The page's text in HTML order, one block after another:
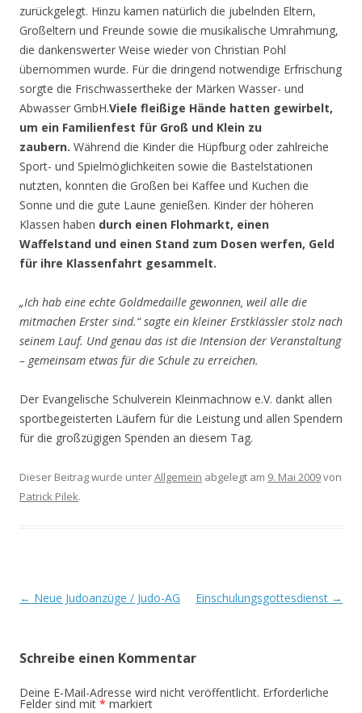
zurückgelegt. Hinzu kamen natürlich die jubelnden Eltern,
Großeltern und Freunde sowie die musikalische Umrahmung,
die dankenswerter Weise wieder von Christian Pohl
übernommen wurde. Für die dringend notwendige Erfrischung
sorgte die Frischwassertheke der Märken Wasser- und
Abwasser GmbH.Viele fleißige Hände hatten gewirbelt,
um ein Familienfest für Groß und Klein zu
zaubern. Während die Kinder die Hüpfburg oder zahlreiche
Sport- und Spielmöglichkeiten sowie die Bastelstationen
nutzten, konnten die Großen bei Kaffee und Kuchen die
Sonne und die gute Laune genießen. Kinder der höheren
Klassen haben durch einen Flohmarkt, einen
Waffelstand und einen Stand zum Dosen werfen, Geld
für ihre Klassenfahrt gesammelt.
„Ich hab eine echte Goldmedaille gewonnen, weil alle die
mitmachen Erster sind.“ sagte ein kleiner Erstklässler stolz nach
seinem Lauf. Und genau das ist die Intension der Veranstaltung
– gemeinsam etwas für die Schule zu erreichen.
Der Evangelische Schulverein Kleinmachnow e.V. dankt allen
sportbegeisterten Läufern für die Leistung und allen Spendern
für die großzügigen Spenden an diesem Tag.
Dieser Beitrag wurde unterAllgemein abgelegt am 9. Mai 2009von
Patrick Pilek.
Beitrags-
← Neue Judoanzüge / Judo-AG Einschulungsgottesdienst →
Schreibe einen Kommentar
Deine E-Mail-Adresse wird nicht veröffentlicht. Erforderliche
Felder sind mit * markiert